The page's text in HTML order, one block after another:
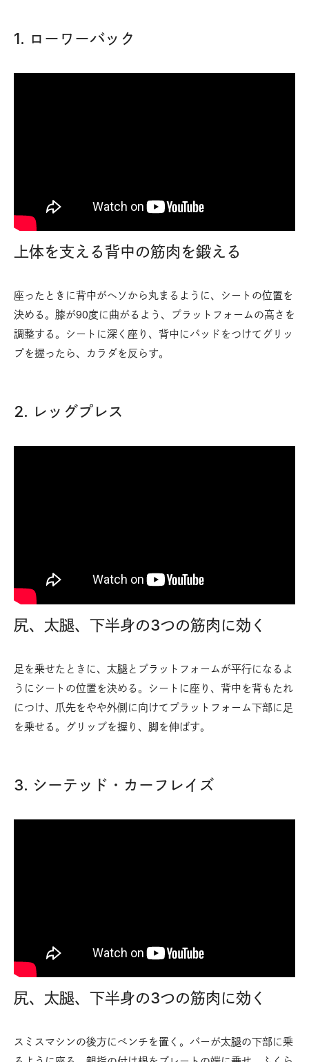
1. ローワーバック
上体を支える背中の筋肉を鍛える
座ったときに背中がヘソから丸まるように、シートの位置を
決める。膝が90度に曲がるよう、プラットフォームの高さを
調整する。シートに深く座り、背中にパッドをつけてグリッ
プを握ったら、カラダを反らす。
2. レッグプレス
尻、太腿、下半身の3つの筋肉に効く
足を乗せたときに、太腿とプラットフォームが平行になるよ
うにシートの位置を決める。シートに座り、背中を背もたれ
につけ、爪先をやや外側に向けてプラットフォーム下部に足
を乗せる。グリップを握り、脚を伸ばす。
3. シーテッド・カーフレイズ
尻、太腿、下半身の3つの筋肉に効く
スミスマシンの後方にベンチを置く。バーが太腿の下部に乗